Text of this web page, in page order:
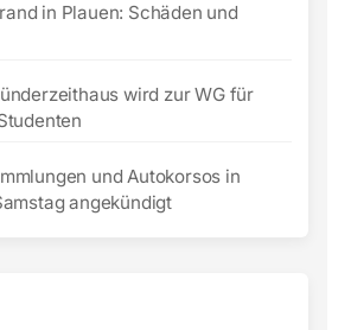
in Plauen: Schäden und
wird zur WG für
und Autokorsos in
angekündigt